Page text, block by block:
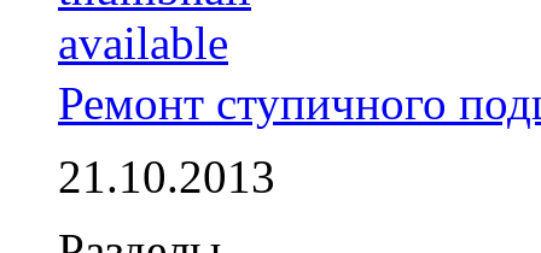
Ремонт ступичного
21.10.2013